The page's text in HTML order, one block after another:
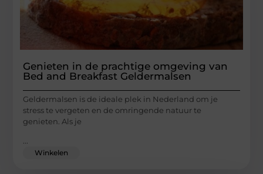
Genieten in de prachtige omgeving van
Bed and Breakfast Geldermalsen
Geldermalsen is de ideale plek in Nederland om je
stress te vergeten en de omringende natuur te
genieten. Als je
...
Winkelen